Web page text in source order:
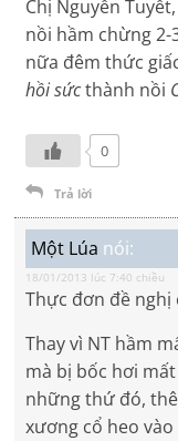
Chị Nguyễn
nồi hầm chừng
nữa đêm thức
hồi sứcthành nồi
0
Trả lời
Một Lúa nói:
18/01/2013 lúc 7:40 chiều
Thực đơn đề nghị
Thay vì NT hầm
mà bị bốc hơi
những thứ đó,
xương cổ heo